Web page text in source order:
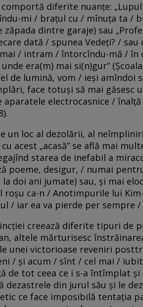
comportă diferite nuanțe:
mi / brațul cu / mînuța ta /
zăpada dintre garaje) sau
dată / spunea Vedeți? /
/ intram / întorcîndu-mă / în
era(m) mai si(n)gur”
de lumină, vom / ieşi amîndoi
face totuşi să mai găsesc
aparatele electrocasnice /
e un loc al dezolării, al
acest „acasă” se află mai
starea de inefabil a
poeme, desigur, / numai
la doi ani jumate) sau, şi mai
roşu ca-n / Anotimpurile lui
/ iar ea va pierde per sempre
creează diferite tipuri de
altele mărturisesc
unei victorioase reveniri
/ şi acum / sînt / cel mai /
de tot ceea ce i s-a întîmplat
dezastrele din jurul său şi le
ce face imposibilă tentaţia